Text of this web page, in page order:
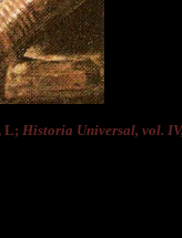
L; Historia Universal, vol.